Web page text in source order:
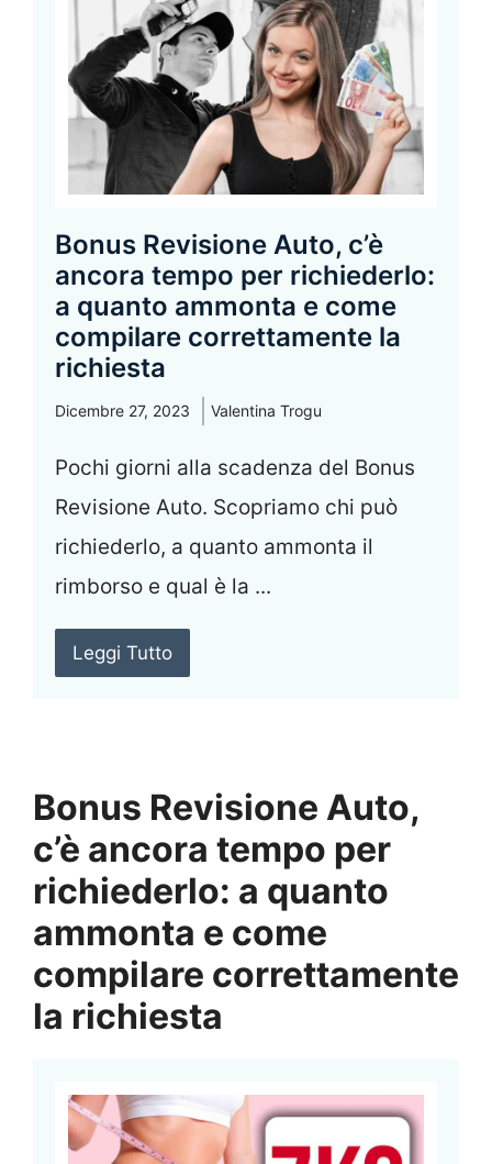
Bonus Revisione Auto, c’è
ancora tempo per richiederlo:
a quanto ammonta e come
compilare correttamente la
richiesta
Dicembre 27, 2023 Valentina Trogu
Pochi giorni alla scadenza del Bonus
Revisione Auto. Scopriamo chi può
richiederlo, a quanto ammonta il
rimborso e qual è la ...
Leggi Tutto
Bonus Revisione Auto,
c’è ancora tempo per
richiederlo: a quanto
ammonta e come
compilare correttamente
la richiesta